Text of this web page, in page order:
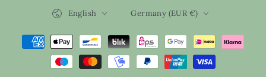
English Germany (EUR €)
Payment
methods